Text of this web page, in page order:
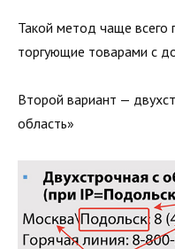
Такой метод чаще всего
торгующие товарами с
Второй вариант —
область»